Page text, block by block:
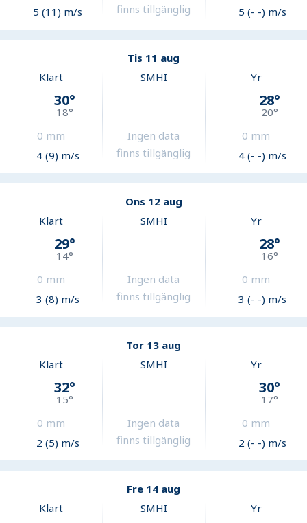
5 (11) m/s
finns tillgänglig
5 (- -) m/s
Tis 11 aug
Klart
30°
18°
0 mm
4 (9) m/s
SMHI
Ingen data
finns tillgänglig
Yr
28°
20°
0 mm
4 (- -) m/s
Ons 12 aug
Klart
29°
14°
0 mm
3 (8) m/s
SMHI
Ingen data
finns tillgänglig
Yr
28°
16°
0 mm
3 (- -) m/s
Tor 13 aug
Klart
32°
15°
0 mm
2 (5) m/s
SMHI
Ingen data
finns tillgänglig
Yr
30°
17°
0 mm
2 (- -) m/s
Fre 14 aug
Klart
SMHI Yr